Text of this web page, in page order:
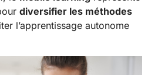
diversifier les méthodes
l’apprentissage autonome